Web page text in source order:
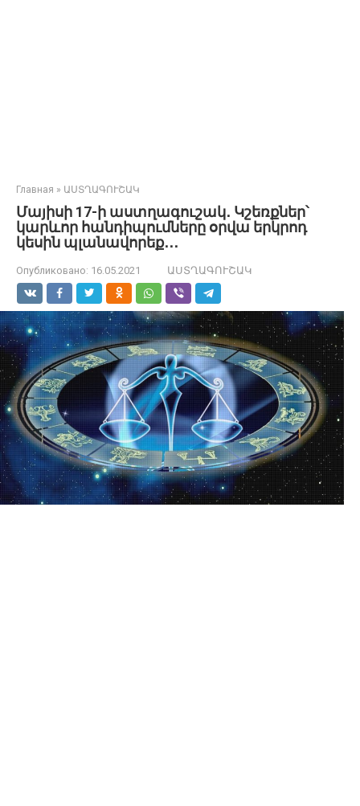
Главная » ԱՍՏՂԱԳՈՒՇԱԿ
Մայիսի 17-ի աստղագուշակ․ Կշեռքներ՝
կարևոր հանդիպումները օրվա երկրոդ
կեսին պլանավորեք․․․
Опубликовано: 16.05.2021 ԱՍՏՂԱԳՈՒՇԱԿ